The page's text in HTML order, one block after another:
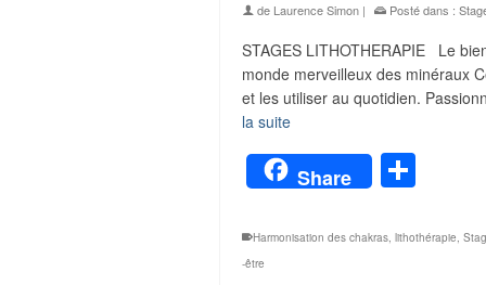
de Laurence Simon | Posté dans :
STAGES LITHOTHERAPIE Le
monde merveilleux des minéraux
et les utiliser au quotidien.
la suite
Share
Harmonisation des chakras lithothérapie
-être